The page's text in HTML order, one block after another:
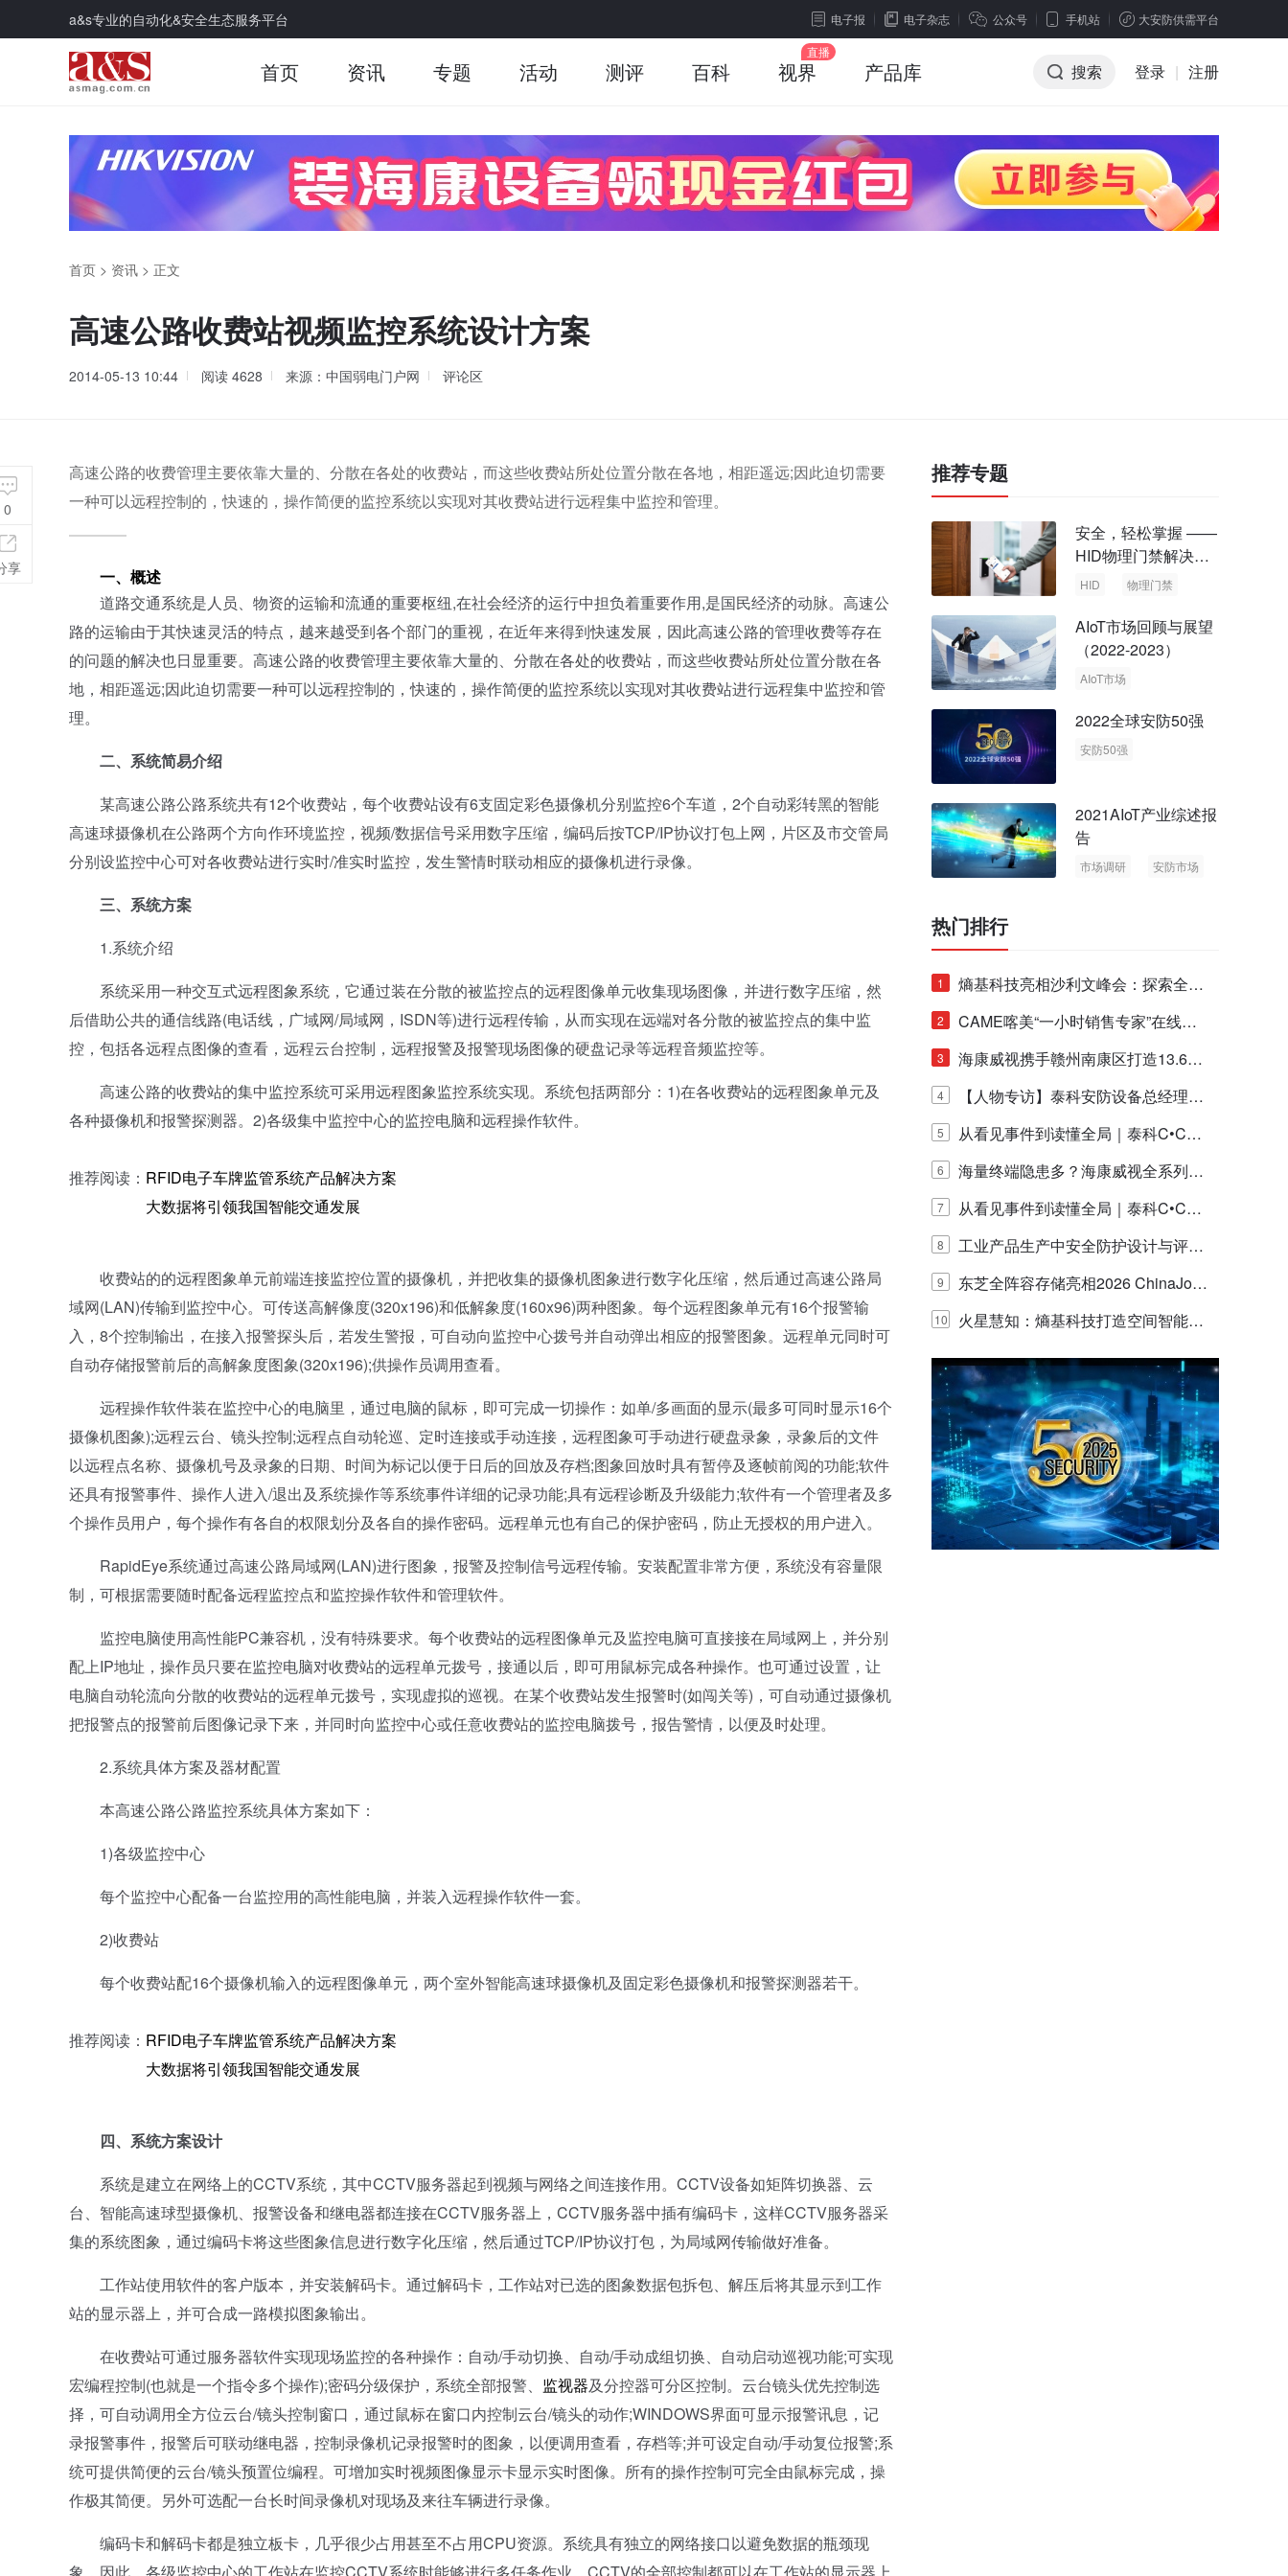
a&s专业的自动化&安全生态服务平台 电子报 电子杂志 公众号 手机站 大安防供需平台
首页 资讯 专题 活动 测评 百科 视界 产品库 搜索 登录 | 注册
首页 > 资讯 > 正文
高速公路收费站视频监控系统设计方案
2014-05-13 10:44 阅读 4628 来源：中国弱电门户网 评论区
高速公路的收费管理主要依靠大量的、分散在各处的收费站，而这些收费站所处位置分散在各地，相距遥远;因此迫切需要
一种可以远程控制的，快速的，操作简便的监控系统以实现对其收费站进行远程集中监控和管理。
一、概述
道路交通系统是人员、物资的运输和流通的重要枢纽,在社会经济的运行中担负着重要作用,是国民经济的动脉。高速公
路的运输由于其快速灵活的特点，越来越受到各个部门的重视，在近年来得到快速发展，因此高速公路的管理收费等存在
的问题的解决也日显重要。高速公路的收费管理主要依靠大量的、分散在各处的收费站，而这些收费站所处位置分散在各
地，相距遥远;因此迫切需要一种可以远程控制的，快速的，操作简便的监控系统以实现对其收费站进行远程集中监控和管
理。
二、系统简易介绍
某高速公路公路系统共有12个收费站，每个收费站设有6支固定彩色摄像机分别监控6个车道，2个自动彩转黑的智能
高速球摄像机在公路两个方向作环境监控，视频/数据信号采用数字压缩，编码后按TCP/IP协议打包上网，片区及市交管局
分别设监控中心可对各收费站进行实时/准实时监控，发生警情时联动相应的摄像机进行录像。
三、系统方案
1.系统介绍
系统采用一种交互式远程图象系统，它通过装在分散的被监控点的远程图像单元收集现场图像，并进行数字压缩，然
后借助公共的通信线路(电话线，广域网/局域网，ISDN等)进行远程传输，从而实现在远端对各分散的被监控点的集中监
控，包括各远程点图像的查看，远程云台控制，远程报警及报警现场图像的硬盘记录等远程音频监控等。
高速公路的收费站的集中监控系统可采用远程图象监控系统实现。系统包括两部分：1)在各收费站的远程图象单元及
各种摄像机和报警探测器。2)各级集中监控中心的监控电脑和远程操作软件。
推荐阅读： RFID电子车牌监管系统产品解决方案
大数据将引领我国智能交通发展
收费站的的远程图象单元前端连接监控位置的摄像机，并把收集的摄像机图象进行数字化压缩，然后通过高速公路局
域网(LAN)传输到监控中心。可传送高解像度(320x196)和低解象度(160x96)两种图象。每个远程图象单元有16个报警输
入，8个控制输出，在接入报警探头后，若发生警报，可自动向监控中心拨号并自动弹出相应的报警图象。远程单元同时可
自动存储报警前后的高解象度图象(320x196);供操作员调用查看。
远程操作软件装在监控中心的电脑里，通过电脑的鼠标，即可完成一切操作：如单/多画面的显示(最多可同时显示16个
摄像机图象);远程云台、镜头控制;远程点自动轮巡、定时连接或手动连接，远程图象可手动进行硬盘录象，录象后的文件
以远程点名称、摄像机号及录象的日期、时间为标记以便于日后的回放及存档;图象回放时具有暂停及逐帧前阅的功能;软件
还具有报警事件、操作人进入/退出及系统操作等系统事件详细的记录功能;具有远程诊断及升级能力;软件有一个管理者及多
个操作员用户，每个操作有各自的权限划分及各自的操作密码。远程单元也有自己的保护密码，防止无授权的用户进入。
RapidEye系统通过高速公路局域网(LAN)进行图象，报警及控制信号远程传输。安装配置非常方便，系统没有容量限
制，可根据需要随时配备远程监控点和监控操作软件和管理软件。
监控电脑使用高性能PC兼容机，没有特殊要求。每个收费站的远程图像单元及监控电脑可直接接在局域网上，并分别
配上IP地址，操作员只要在监控电脑对收费站的远程单元拨号，接通以后，即可用鼠标完成各种操作。也可通过设置，让
电脑自动轮流向分散的收费站的远程单元拨号，实现虚拟的巡视。在某个收费站发生报警时(如闯关等)，可自动通过摄像机
把报警点的报警前后图像记录下来，并同时向监控中心或任意收费站的监控电脑拨号，报告警情，以便及时处理。
2.系统具体方案及器材配置
本高速公路公路监控系统具体方案如下：
1)各级监控中心
每个监控中心配备一台监控用的高性能电脑，并装入远程操作软件一套。
2)收费站
每个收费站配16个摄像机输入的远程图像单元，两个室外智能高速球摄像机及固定彩色摄像机和报警探测器若干。
推荐阅读： RFID电子车牌监管系统产品解决方案
大数据将引领我国智能交通发展
四、系统方案设计
系统是建立在网络上的CCTV系统，其中CCTV服务器起到视频与网络之间连接作用。CCTV设备如矩阵切换器、云
台、智能高速球型摄像机、报警设备和继电器都连接在CCTV服务器上，CCTV服务器中插有编码卡，这样CCTV服务器采
集的系统图象，通过编码卡将这些图象信息进行数字化压缩，然后通过TCP/IP协议打包，为局域网传输做好准备。
工作站使用软件的客户版本，并安装解码卡。通过解码卡，工作站对已选的图象数据包拆包、解压后将其显示到工作
站的显示器上，并可合成一路模拟图象输出。
在收费站可通过服务器软件实现现场监控的各种操作：自动/手动切换、自动/手动成组切换、自动启动巡视功能;可实现
宏编程控制(也就是一个指令多个操作);密码分级保护，系统全部报警、 监视器及分控器可分区控制。云台镜头优先控制选
择，可自动调用全方位云台/镜头控制窗口，通过鼠标在窗口内控制云台/镜头的动作;WINDOWS界面可显示报警讯息，记
录报警事件，报警后可联动继电器，控制录像机记录报警时的图象，以便调用查看，存档等;并可设定自动/手动复位报警;系
统可提供简便的云台/镜头预置位编程。可增加实时视频图像显示卡显示实时图像。所有的操作控制可完全由鼠标完成，操
作极其简便。另外可选配一台长时间录像机对现场及来往车辆进行录像。
编码卡和解码卡都是独立板卡，几乎很少占用甚至不占用CPU资源。系统具有独立的网络接口以避免数据的瓶颈现
0
享
推荐专题
安全，轻松掌握 ——
HID物理门禁解决方
案，启动智慧安全新
HID 物理门禁
AIoT市场回顾与展望
（2022-2023）
AIoT市场
2022全球安防50强
安防50强
2021AIoT产业综述报
告
市场调研
安防市场
热门排行
1
熵基科技亮相沙利文峰会：探索全栈
脑机技术商业化生态新路径
2
CAME喀美“一小时销售专家”在线赋
能培训正式启动！
3
海康威视携手赣州南康区打造13.6公
里绿波网
4
【人物专访】泰科安防设备总经理张
宁解码安防出海新范式
5
从看见事件到读懂全局｜泰科C•CUR
E IQ 3.20开启安防运营智能新时代
6
海量终端隐患多？海康威视全系列物
联安全产品，四层守护更放心！
7
从看见事件到读懂全局｜泰科C•CUR
E IQ 3.20开启安防运营智能新时代
8
工业产品生产中安全防护设计与评估
的实践与探讨
9
东芝全阵容存储亮相2026 ChinaJo
y，以海量数据底座赋能“与AI同游”新
体验
10
火星慧知：熵基科技打造空间智能时
代的认知中枢